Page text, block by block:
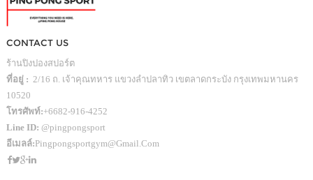
CONTACT US
ร้านปิงปองสปอร์ต
ที่อยู่ : 2/16 ถ. เจ้าคุณทหาร แขวงลำปลาทิว เขตลาดกระบัง กรุงเทพมหานคร
10520
โทรศัพท์:+6682-916-4252
Line ID: @pingpongsport
อีเมลล์:Pingpongsportgym@gmail.com